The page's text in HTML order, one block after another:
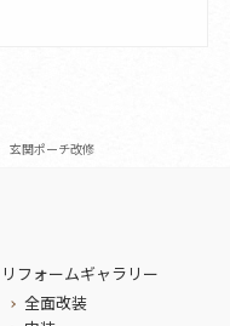
玄関ポーチ改修
リフォームギャラリー
全面改装